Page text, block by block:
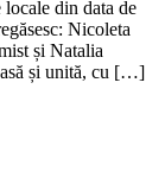
din data de
Nicoleta
și Natalia
și unită, cu […]